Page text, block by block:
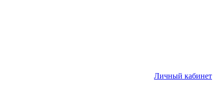
Личный кабинет